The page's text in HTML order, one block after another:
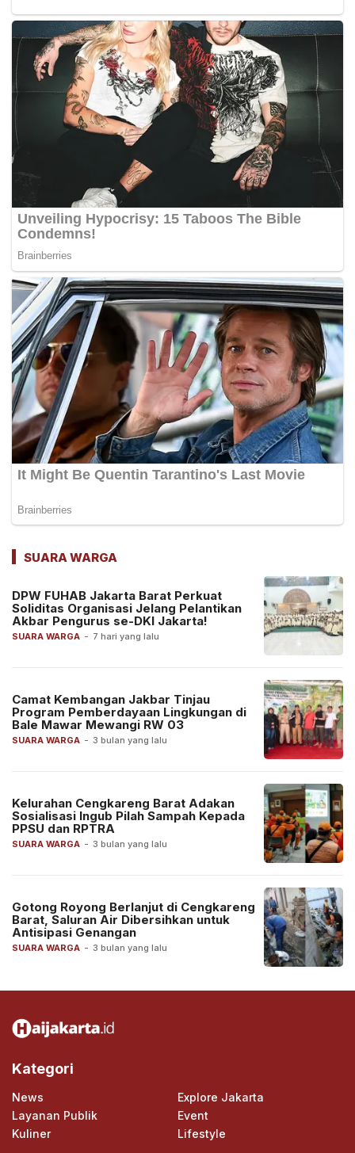
SUARA WARGA
SUARA WARGA - 7 hari yang lalu
DPW FUHAB Jakarta Barat Perkuat
Soliditas Organisasi Jelang Pelantikan
Akbar Pengurus se-DKI Jakarta!
SUARA WARGA - 3 bulan yang lalu
Camat Kembangan Jakbar Tinjau
Program Pemberdayaan Lingkungan di
Bale Mawar Mewangi RW 03
SUARA WARGA - 3 bulan yang lalu
Kelurahan Cengkareng Barat Adakan
Sosialisasi Ingub Pilah Sampah Kepada
PPSU dan RPTRA
SUARA WARGA - 3 bulan yang lalu
Gotong Royong Berlanjut di Cengkareng
Barat, Saluran Air Dibersihkan untuk
Antisipasi Genangan
Kategori
News
Explore Jakarta
Layanan Publik
Event
Kuliner
Lifestyle